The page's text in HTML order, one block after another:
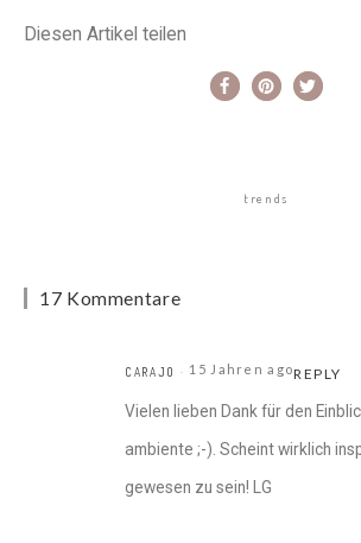
Diesen Artikel teilen
trends
17 Kommentare
CARAJO 15 Jahren agoREPLY
Vielen lieben Dank für den
ambiente ;-). Scheint wirklich
gewesen zu sein! LG